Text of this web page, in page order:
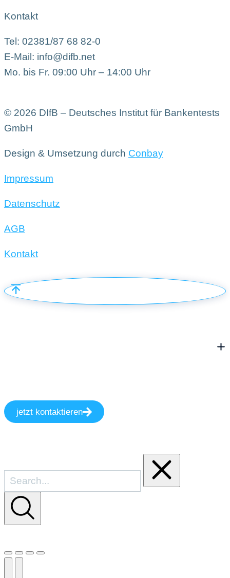
Kontakt
Tel: 02381/87 68 82-0
E-Mail: info@difb.net
Mo. bis Fr. 09:00 Uhr – 14:00 Uhr
© 2026 DIfB – Deutsches Institut für Bankentests
GmbH
Design & Umsetzung durch Conbay
Impressum
Datenschutz
AGB
Kontakt
jetzt kontaktieren